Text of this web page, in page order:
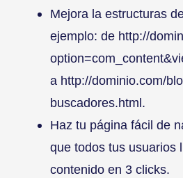
Mejora la estructuras
ejemplo: de http://
a http://dominio.com/
buscadores.html.
Haz tu página fácil de
que todos tus usuarios
contenido en 3 clicks.